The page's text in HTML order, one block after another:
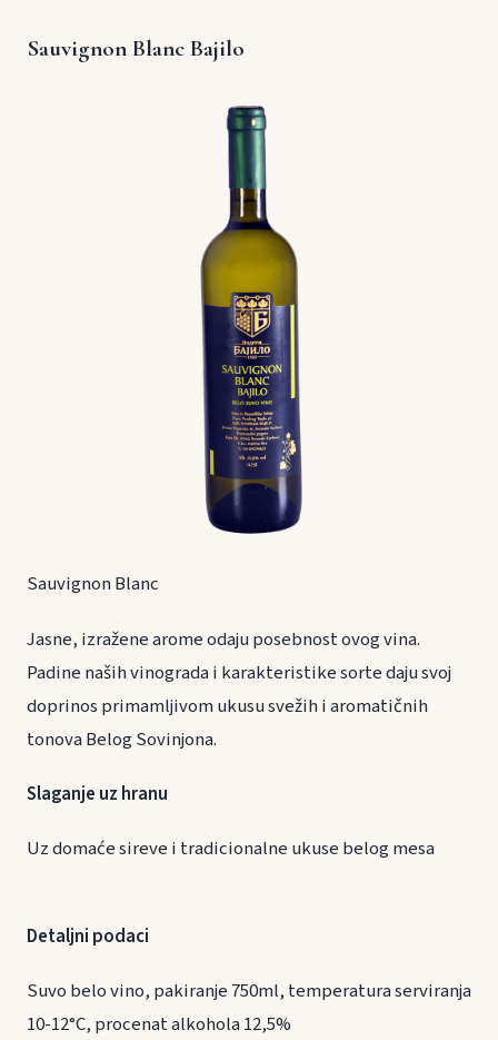
Sauvignon Blanc Bajilo
Sauvignon Blanc
Jasne, izražene arome odaju posebnost ovog vina.
Padine naših vinograda i karakteristike sorte daju svoj
doprinos primamljivom ukusu svežih i aromatičnih
tonova Belog Sovinjona.
Slaganje uz hranu
Uz domaće sireve i tradicionalne ukuse belog mesa
Detaljni podaci
Suvo belo vino, pakiranje 750ml, temperatura serviranja
10-12°C, procenat alkohola 12,5%